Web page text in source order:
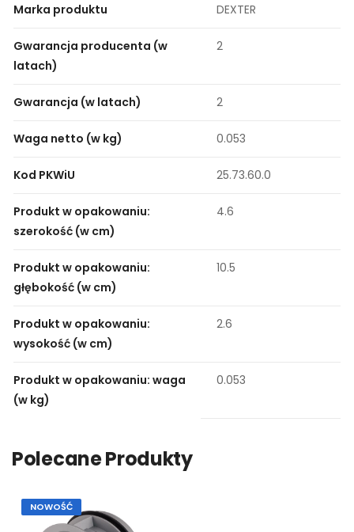
Marka produktu DEXTER
Gwarancja producenta (w
latach)
2
Gwarancja (w latach) 2
Waga netto (w kg) 0.053
Kod PKWiU 25.73.60.0
Produkt w opakowaniu:
szerokość (w cm)
4.6
Produkt w opakowaniu:
głębokość (w cm)
10.5
Produkt w opakowaniu:
wysokość (w cm)
2.6
Produkt w opakowaniu: waga
(w kg)
0.053
Polecane Produkty
NOWOŚĆ